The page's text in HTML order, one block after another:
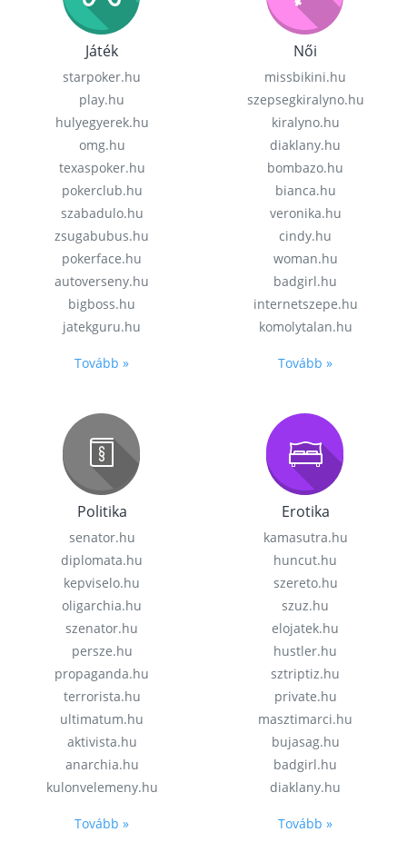
Játék
starpoker.hu
play.hu
hulyegyerek.hu
omg.hu
texaspoker.hu
pokerclub.hu
szabadulo.hu
zsugabubus.hu
pokerface.hu
autoverseny.hu
bigboss.hu
jatekguru.hu
Tovább »
Női
missbikini.hu
szepsegkiralyno.hu
kiralyno.hu
diaklany.hu
bombazo.hu
bianca.hu
veronika.hu
cindy.hu
woman.hu
badgirl.hu
internetszepe.hu
komolytalan.hu
Tovább »
Politika
senator.hu
diplomata.hu
kepviselo.hu
oligarchia.hu
szenator.hu
persze.hu
propaganda.hu
terrorista.hu
ultimatum.hu
aktivista.hu
anarchia.hu
kulonvelemeny.hu
Tovább »
Erotika
kamasutra.hu
huncut.hu
szereto.hu
szuz.hu
elojatek.hu
hustler.hu
sztriptiz.hu
private.hu
masztimarci.hu
bujasag.hu
badgirl.hu
diaklany.hu
Tovább »